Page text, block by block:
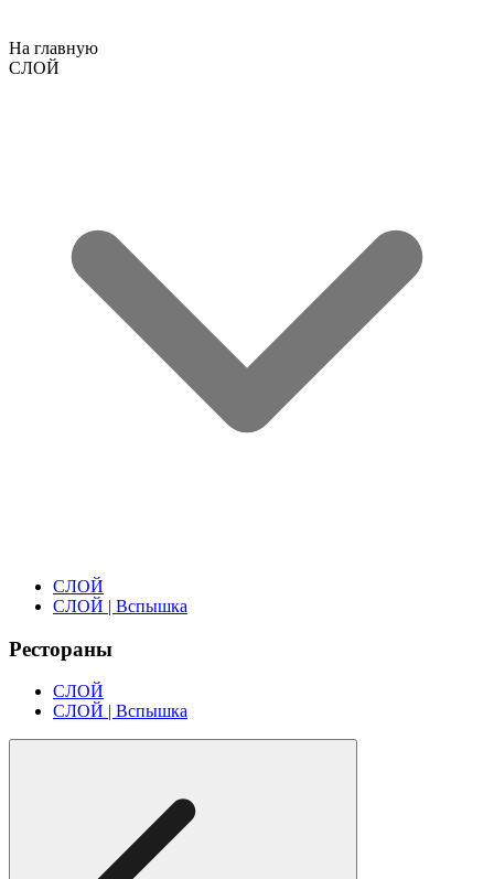
На главную
СЛОЙ
СЛОЙ
СЛОЙ | Вспышка
Рестораны
СЛОЙ
СЛОЙ | Вспышка